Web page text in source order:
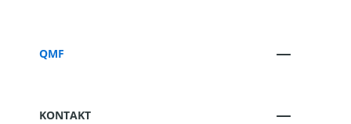
QMF
KONTAKT